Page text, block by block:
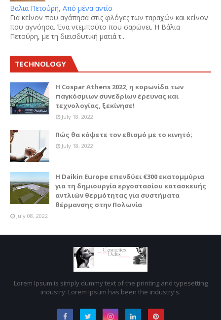
Βάλια Πετούρη, Από μένα αντίο
Για κείνον που αγάπησα στις φλόγες των ταραχών και κείνον
που αγνόησα. Ένα ντεμπούτο που σαρώνει. Η Βάλια
Πετούρη, με τη διεισδυτική ματιά τ...
TECHNOLOGY
Η Cospar Athens 2022, η κορωνίδα των
παγκόσμιων συνεδρίων έρευνας και
τεχνολογίας, ξεκίνησε!
July 18, 2022
Πώς θα κόψετε τον εθισμό με το κινητό;
July 18, 2022
Η Daikin Europe επενδύει €300 εκατομμύρια
για τη δημιουργία εργοστασίου κατασκευής
αντλιών θερμότητας για συστήματα
θέρμανσης στην Πολωνία
July 08, 2022
Lorem Ipsum is simply dummy text of the printing and typesetting
industry. Lorem Ipsum has been the industry's.